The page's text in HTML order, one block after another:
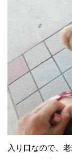
入り口なので、